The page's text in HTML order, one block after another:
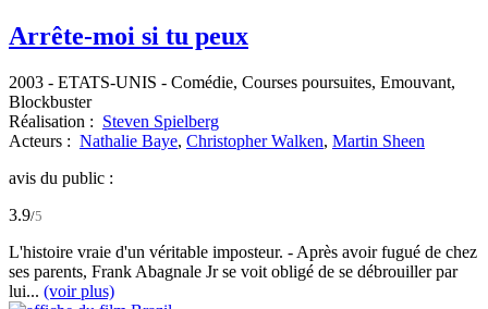
Arrête-moi si tu peux
2003 - ETATS-UNIS - Comédie, Courses poursuites, Emouvant,
Blockbuster
Réalisation : Steven Spielberg
Acteurs : Nathalie Baye, Christopher Walken, Martin Sheen
avis du public :
3.9/5
L'histoire vraie d'un véritable imposteur. - Après avoir fugué de chez
ses parents, Frank Abagnale Jr se voit obligé de se débrouiller par
lui... (voir plus)